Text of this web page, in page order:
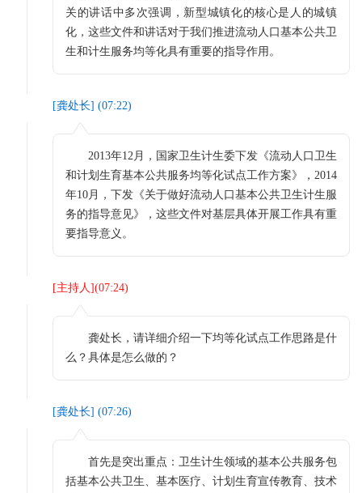
关的讲话中多次强调，新型城镇化的核心是人的城镇
化，这些文件和讲话对于我们推进流动人口基本公共卫
生和计生服务均等化具有重要的指导作用。
[龚处长] (07:22)
2013年12月，国家卫生计生委下发《流动人口卫生
和计划生育基本公共服务均等化试点工作方案》，2014
年10月，下发《关于做好流动人口基本公共卫生计生服
务的指导意见》，这些文件对基层具体开展工作具有重
要指导意义。
[主持人 ](07:24)
龚处长，请详细介绍一下均等化试点工作思路是什
么？具体是怎么做的？
[龚处长] (07:26)
首先是突出重点：卫生计生领域的基本公共服务包
括基本公共卫生、基本医疗、计划生育宣传教育、技术